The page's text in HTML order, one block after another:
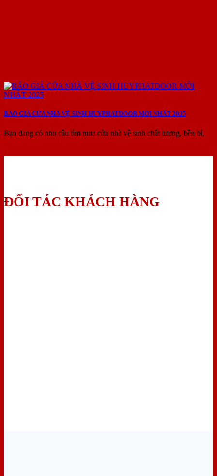
BÁO GIÁ CỬA NHÀ VỆ SINH HUYPHATDOOR MỚI NHẤT 2025
Bạn đang có nhu cầu tìm mua cửa nhà vệ sinh chất lượng, bền bỉ,
ĐỐI TÁC KHÁCH HÀNG